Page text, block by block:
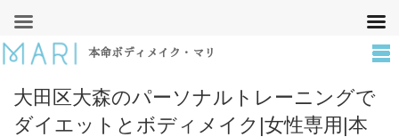
本命ボディメイク・マリ
大田区大森のパーソナルトレーニングで
ダイエットとボディメイク|女性専用|本